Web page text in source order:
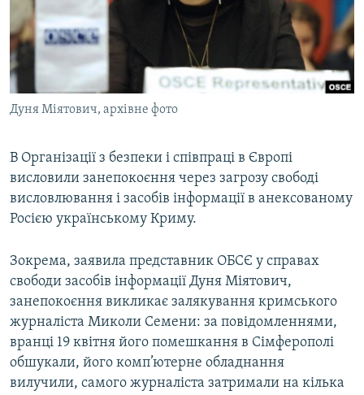
ВІДЕОУРОКИ «ELIFBE»
УКРАЇНСЬКА ПРОБЛЕМА КРИМУ
ІНФОГРАФІКА
Русский
Qırımtatar
ДОЛУЧАЙСЯ!
Усі сайти RFE/RL
Дуня Міятович, архівне фото
В Організації з безпеки і співпраці в Європі
висловили занепокоєння через загрозу свободі
висловлювання і засобів інформації в анексованому
Росією українському Криму.
Зокрема, заявила представник ОБСЄ у справах
свободи засобів інформації Дуня Міятович,
занепокоєння викликає залякування кримського
журналіста Миколи Семени: за повідомленнями,
вранці 19 квітня його помешкання в Сімферополі
обшукали, його комп’ютерне обладнання
вилучили, самого журналіста затримали на кілька